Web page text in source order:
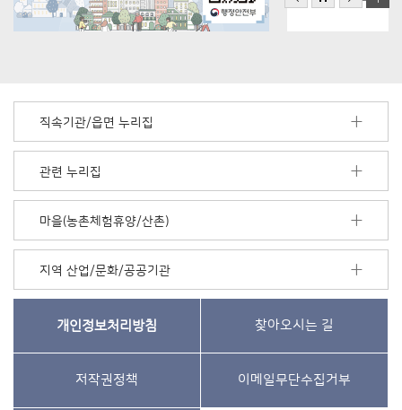
직속기관/읍면 누리집
관련 누리집
마을(농촌체험휴양/산촌)
지역 산업/문화/공공기관
개인정보처리방침 찾아오시는 길
저작권정책 이메일무단수집거부